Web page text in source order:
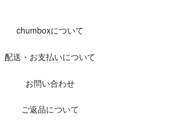
chumboxについて
配送・お支払いについて
お問い合わせ
ご返品について